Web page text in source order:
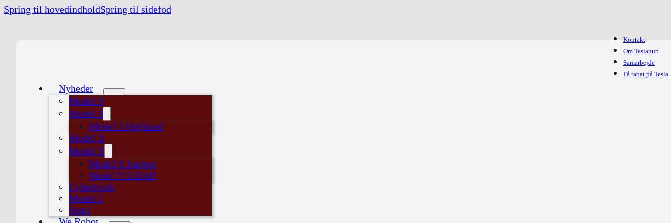
Spring til hovedindholdSpring til sidefod
Kontakt
Om Teslahub
Samarbejde
Få rabat på Tesla
Nyheder
Model S
Model 3
Model 3 Highland
Model X
Model Y
Model Y Juniper
Model Y LiDAR
Cybertruck
Model 2
Semi